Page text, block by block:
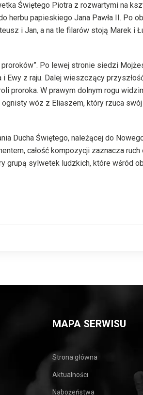
Świętego Piotra z rozwartymi na
herbu papieskiego Jana Pawła II. Po
i Jan, a na tle filarów stoją Marek i
Po lewej stronie siedzi
Ewy z raju. Dalej wieszczący
proroka. W prawym dolnym rogu
ognisty wóz z Eliaszem, który rzuca
Ducha Świętego, należącej do
całość kompozycji zaznacza
grupą sylwetek ludzkich, które wśród
MAPA SERWISU
Strona główna
Aktualności
Nabożeństwa